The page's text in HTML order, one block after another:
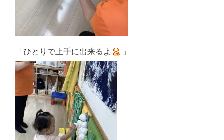
「ひとりで上手に出来るよ 」